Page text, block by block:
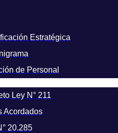
Estratégica
de Personal
Ley N° 211
Acordados
20.285